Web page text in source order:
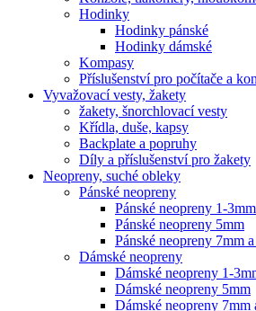
Hodinky
Hodinky pánské
Hodinky dámské
Kompasy
Příslušenství pro počítače a
Vyvažovací vesty, žakety
žakety, šnorchlovací vesty
Křídla, duše, kapsy
Backplate a popruhy
Díly a příslušenství pro žakety
Neopreny, suché obleky
Pánské neopreny
Pánské neopreny 1-3mm
Pánské neopreny 5mm
Pánské neopreny 7mm
Dámské neopreny
Dámské neopreny 1-
Dámské neopreny 5mm
Dámské neopreny 7mm